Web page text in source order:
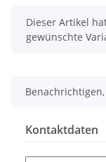
x
Dieser Artikel
gewünschte
Kontaktdaten